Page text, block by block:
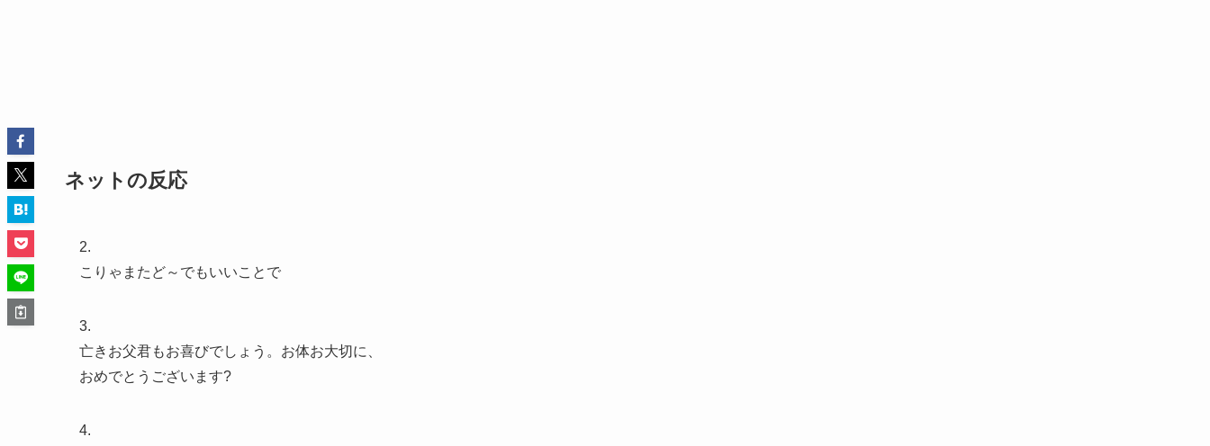
ネットの反応
2.
こりゃまたど～でもいいことで
3.
亡きお父君もお喜びでしょう。お体お大切に、
おめでとうございます?
4.